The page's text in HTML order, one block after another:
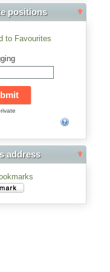
positions
to Favourites
address